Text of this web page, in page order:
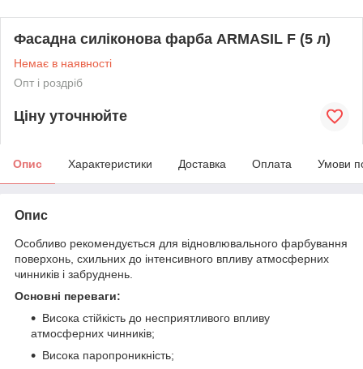
Фасадна силіконова фарба ARMASIL F (5 л)
Немає в наявності
Опт і роздріб
Ціну уточнюйте
Опис Характеристики Доставка Оплата Умови
Опис
Особливо рекомендується для відновлювального фарбування
поверхонь, схильних до інтенсивного впливу атмосферних
чинників і забруднень.
Основні переваги:
Висока стійкість до несприятливого впливу
атмосферних чинників;
Висока паропроникність;